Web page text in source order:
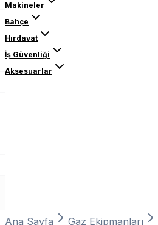
Makineler
Bahçe
Hırdavat
İş Güvenliği
Aksesuarlar
Ana Sayfa Gaz Ekipmanları